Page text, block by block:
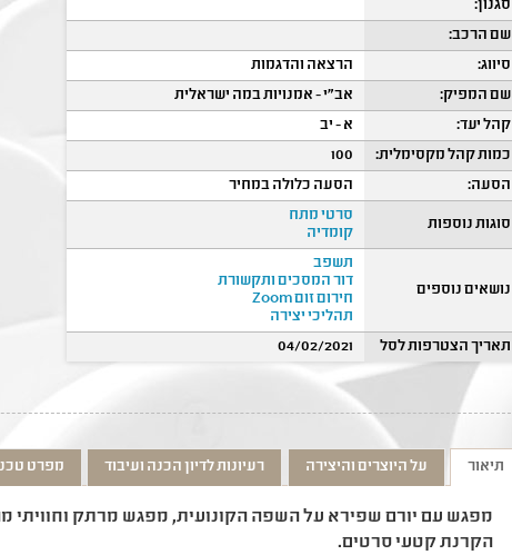
סגנון:
שם הרכב:
סיווג:
הרצאה והדגמות
שם המפיק:
אב"י - אמנויות במה ישראלית
קהל יעד:
א - יב
כמות קהל מקסימלית:
100
הסעה:
הסעה כלולה במחיר
סוגות נוספות
סרטי מתח
קומדיה
נושאים נוספים
תשפב
דור המסכים ותקשורת
חירום זום Zoom
תהליכי יצירה
תאריך הצטרפות לסל
04/02/2021
תיאור על היוצרים והיצירה רעיונות לדיון הכנה ועיבוד מפרט
מפגש עם יורם שפירא על השפה הקונועית, מפגש מרתק וחוויתי
הקרנת קטעי סרטים.